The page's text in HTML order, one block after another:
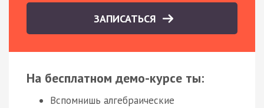
ЗАПИСАТЬСЯ
На бесплатном демо-курсе ты:
Вспомнишь алгебраические